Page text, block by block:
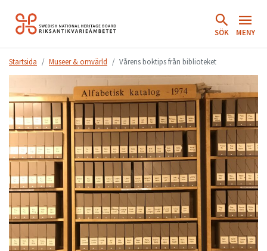
Hoppa
till
SÖK MENY
Startsida Museer & omvärld Vårens boktips från biblioteket